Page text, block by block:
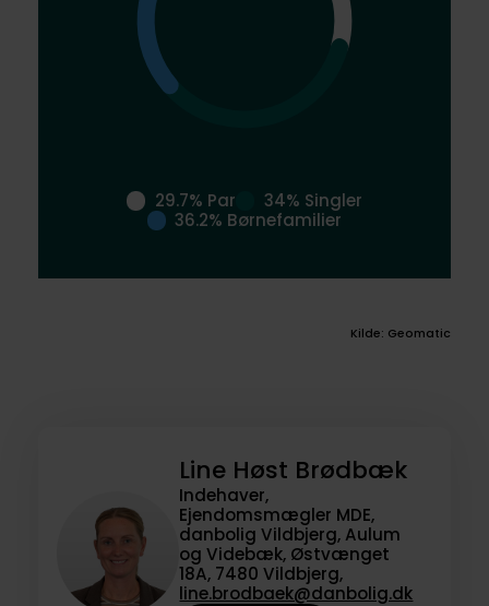
29.7% Par
34% Singler
36.2% Børnefamilier
Kilde: Geomatic
Line Høst Brødbæk
Indehaver,
Ejendomsmægler MDE,
danbolig Vildbjerg, Aulum
og Videbæk, Østvænget
18A, 7480 Vildbjerg,
line.brodbaek@danbolig.dk